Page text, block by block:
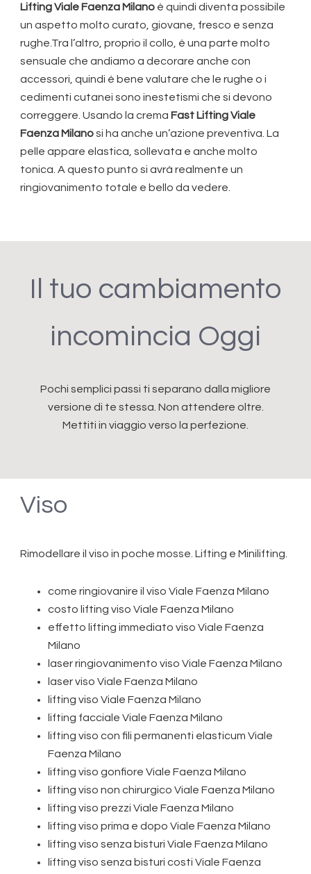
Lifting Viale Faenza Milanoè quindi diventa possibile
un aspetto molto curato, giovane, fresco e senza
rughe.Tra l’altro, proprio il collo, è una parte molto
sensuale che andiamo a decorare anche con
accessori, quindi è bene valutare che le rughe o i
cedimenti cutanei sono inestetismi che si devono
correggere. Usando la crema Fast Lifting Viale
Faenza Milanosi ha anche un’azione preventiva. La
pelle appare elastica, sollevata e anche molto
tonica. A questo punto si avrà realmente un
ringiovanimento totale e bello da vedere.
Il tuo cambiamento
incomincia Oggi
Pochi semplici passi ti separano dalla migliore
versione di te stessa. Non attendere oltre.
Mettiti in viaggio verso la perfezione.
Viso
Rimodellare il viso in poche mosse. Lifting e Minilifting.
come ringiovanire il viso Viale Faenza Milano
costo lifting viso Viale Faenza Milano
effetto lifting immediato viso Viale Faenza
Milano
laser ringiovanimento viso Viale Faenza Milano
laser viso Viale Faenza Milano
lifting viso Viale Faenza Milano
lifting facciale Viale Faenza Milano
lifting viso con fili permanenti elasticum Viale
Faenza Milano
lifting viso gonfiore Viale Faenza Milano
lifting viso non chirurgico Viale Faenza Milano
lifting viso prezzi Viale Faenza Milano
lifting viso prima e dopo Viale Faenza Milano
lifting viso senza bisturi Viale Faenza Milano
lifting viso senza bisturi costi Viale Faenza